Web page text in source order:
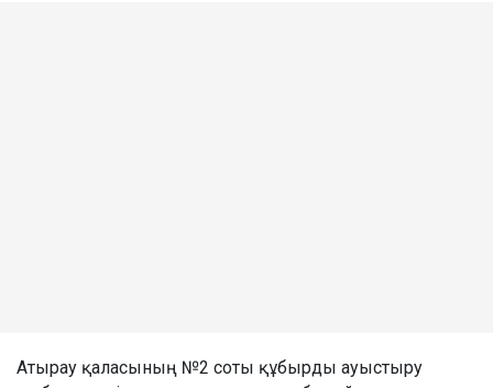
Атырау қаласының №2 соты құбырды ауыстыру